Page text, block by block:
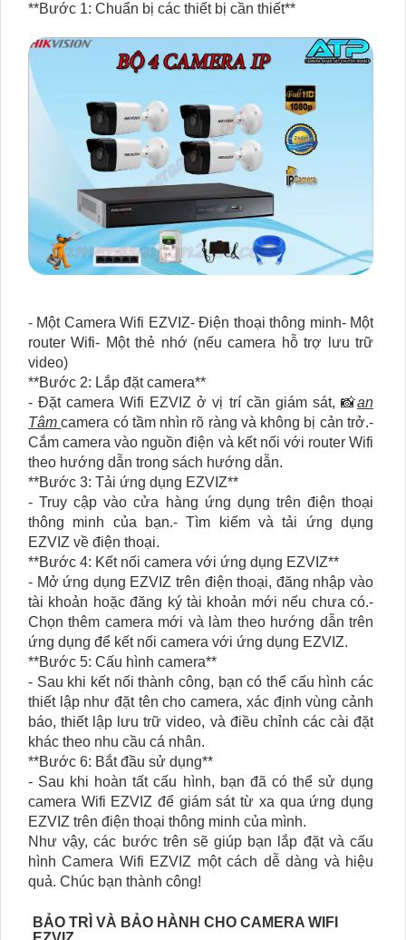
**Bước 1: Chuẩn bị các thiết bị cần thiết**
- Một Camera Wifi EZVIZ- Điện thoại thông minh- Một
router Wifi- Một thẻ nhớ (nếu camera hỗ trợ lưu trữ
video)
**Bước 2: Lắp đặt camera**
- Đặt camera Wifi EZVIZ ở vị trí cần giám sát, 📸an
Tâmcamera có tầm nhìn rõ ràng và không bị cản trở.-
Cắm camera vào nguồn điện và kết nối với router Wifi
theo hướng dẫn trong sách hướng dẫn.
**Bước 3: Tải ứng dụng EZVIZ**
- Truy cập vào cửa hàng ứng dụng trên điện thoại
thông minh của bạn.- Tìm kiếm và tải ứng dụng
EZVIZ về điện thoại.
**Bước 4: Kết nối camera với ứng dụng EZVIZ**
- Mở ứng dụng EZVIZ trên điện thoại, đăng nhập vào
tài khoản hoặc đăng ký tài khoản mới nếu chưa có.-
Chọn thêm camera mới và làm theo hướng dẫn trên
ứng dụng để kết nối camera với ứng dụng EZVIZ.
**Bước 5: Cấu hình camera**
- Sau khi kết nối thành công, bạn có thể cấu hình các
thiết lập như đặt tên cho camera, xác định vùng cảnh
báo, thiết lập lưu trữ video, và điều chỉnh các cài đặt
khác theo nhu cầu cá nhân.
**Bước 6: Bắt đầu sử dụng**
- Sau khi hoàn tất cấu hình, bạn đã có thể sử dụng
camera Wifi EZVIZ để giám sát từ xa qua ứng dụng
EZVIZ trên điện thoại thông minh của mình.
Như vậy, các bước trên sẽ giúp bạn lắp đặt và cấu
hình Camera Wifi EZVIZ một cách dễ dàng và hiệu
quả. Chúc bạn thành công!
BẢO TRÌ VÀ BẢO HÀNH CHO CAMERA WIFI